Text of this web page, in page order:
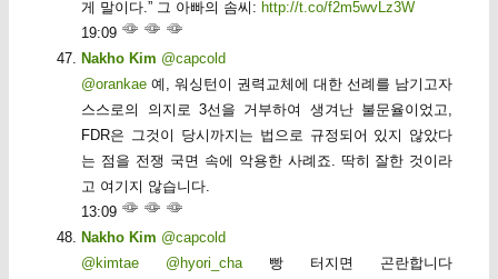
게 말이다.” 그 아빠의 솜씨: http://t.co/f2m5wvLz3W
19:09
Nakho Kim @capcold
@orankae 예, 워싱턴이 권력교체에 대한 선례를 남기고자
스스로의 의지로 3선을 거부하여 생겨난 불문율이었고,
FDR은 그것이 당시까지는 법으로 규정되어 있지 않았다
는 점을 전쟁 국면 속에 악용한 사례죠. 딱히 잘한 것이라
고 여기지 않습니다.
13:09
Nakho Kim @capcold
@kimtae
@hyori_cha빵 터지면 곤란합니다